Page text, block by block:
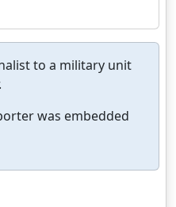
to a military unit
was embedded